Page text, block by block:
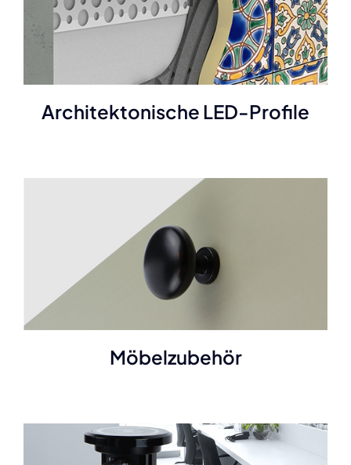
Architektonische LED-Profile
Möbelzubehör